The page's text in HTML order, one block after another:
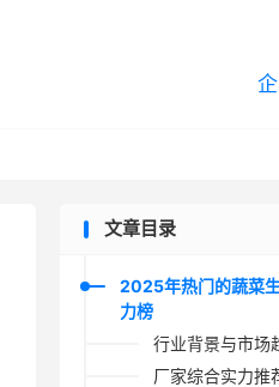
文章目录
2025年热门的蔬菜
力榜
行业背景与市场
厂家综合实力推